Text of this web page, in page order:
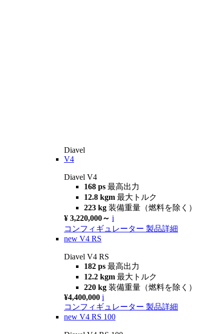
Diavel
V4
Diavel V4
168 ps 最高出力
12.8 kgm 最大トルク
223 kg 装備重量（燃料を除く）
¥ 3,220,000～ i
コンフィギュレーター 製品詳細
new V4 RS
Diavel V4 RS
182 ps 最高出力
12.2 kgm 最大トルク
220 kg 装備重量（燃料を除く）
¥4,400,000 i
コンフィギュレーター 製品詳細
new V4 RS 100